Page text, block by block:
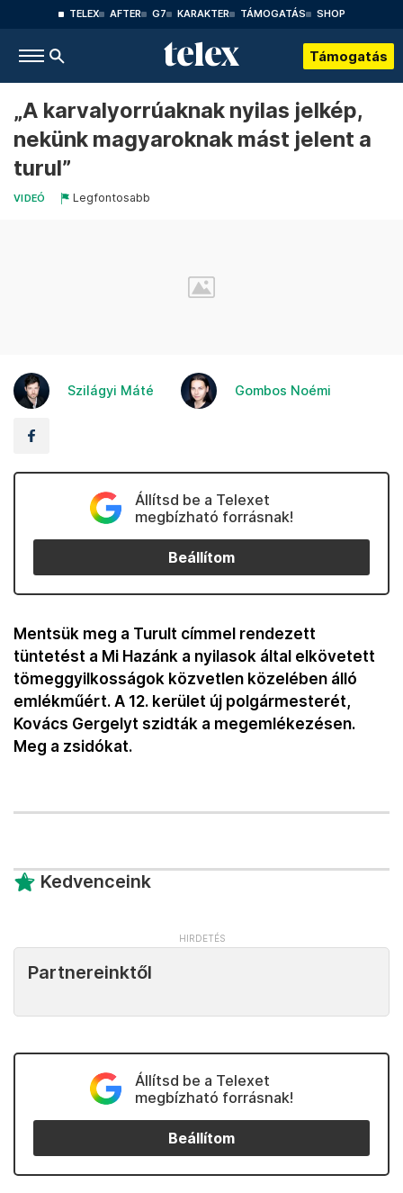
TELEX AFTER G7 KARAKTER TÁMOGATÁS SHOP
Támogatás
„A karvalyorrúaknak nyilas jelkép,
nekünk magyaroknak mást jelent a
turul”
VIDEÓ Legfontosabb
Szilágyi Máté Gombos Noémi
Állítsd be a Telexet
megbízható forrásnak!
Beállítom
Mentsük meg a Turult címmel rendezett
tüntetést a Mi Hazánk a nyilasok által elkövetett
tömeggyilkosságok közvetlen közelében álló
emlékműért. A 12. kerület új polgármesterét,
Kovács Gergelyt szidták a megemlékezésen.
Meg a zsidókat.
Kedvenceink
Partnereinktől
Állítsd be a Telexet
megbízható forrásnak!
Beállítom